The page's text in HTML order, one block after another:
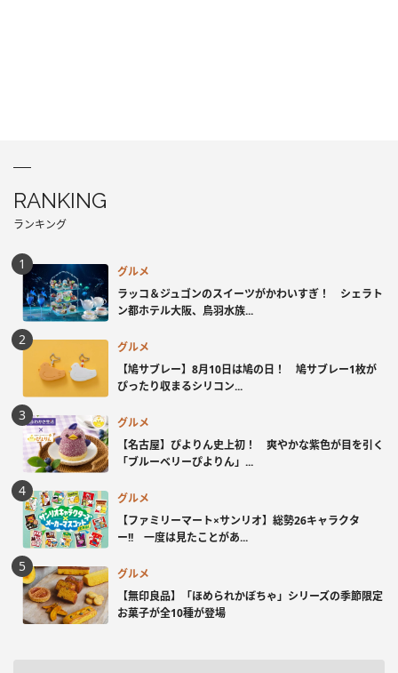
RANKING
ランキング
グルメ
ラッコ＆ジュゴンのスイーツがかわいすぎ！ シェラト
ン都ホテル大阪、鳥羽水族...
グルメ
【鳩サブレー】8月10日は鳩の日！ 鳩サブレー1枚が
ぴったり収まるシリコン...
グルメ
【名古屋】ぴよりん史上初！ 爽やかな紫色が目を引く
「ブルーベリーぴよりん」...
グルメ
【ファミリーマート×サンリオ】総勢26キャラクタ
ー!! 一度は見たことがあ...
グルメ
【無印良品】「ほめられかぼちゃ」シリーズの季節限定
お菓子が全10種が登場